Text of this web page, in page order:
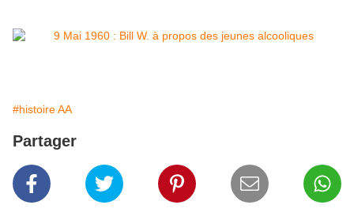
#histoire AA
Partager